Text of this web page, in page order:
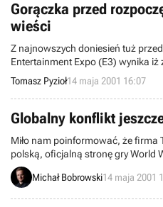
Gorączka przed
wieści
Z najnowszych doniesień tuż
Entertainment Expo (E3) wynika
jednak żadnej nowej gry. Wygląda
Deus Ex 2.
Tomasz Pyzioł14 maja 2001 16:07
Globalny konflikt
Miło nam poinformować, że firma
polską, oficjalną stronę gry World
sklepów już w II kwartale tego
środek globalnego konfliktu
Michał Bobrowski14 maja 2001